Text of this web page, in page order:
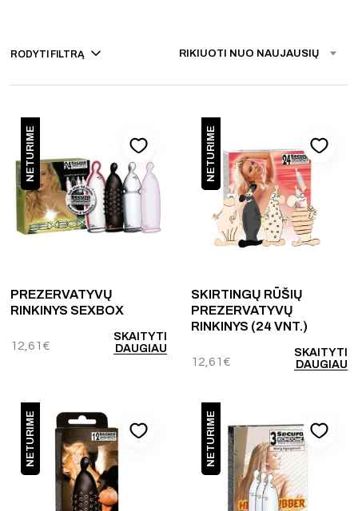
RODYTI FILTRĄ RIKIUOTI NUO NAUJAUSIŲ
NETURIME
PREZERVATYVŲ
RINKINYS SEXBOX
12,61 €
SKAITYTI
DAUGIAU
NETURIME
SKIRTINGŲ RŪŠIŲ
PREZERVATYVŲ
RINKINYS (24 VNT.)
12,61 €
SKAITYTI
DAUGIAU
NETURIME NETURIME